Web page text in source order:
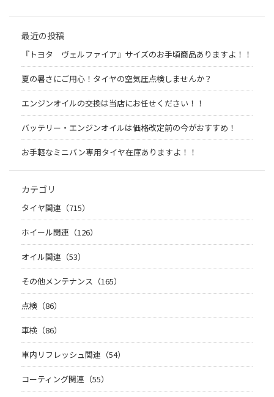
最近の投稿
『トヨタ ヴェルファイア』サイズのお手頃商品ありますよ！！
夏の暑さにご用心！タイヤの空気圧点検しませんか？
エンジンオイルの交換は当店にお任せください！！
バッテリー・エンジンオイルは価格改定前の今がおすすめ！
お手軽なミニバン専用タイヤ在庫ありますよ！！
カテゴリ
タイヤ関連（715）
ホイール関連（126）
オイル関連（53）
その他メンテナンス（165）
点検（86）
車検（86）
車内リフレッシュ関連（54）
コーティング関連（55）